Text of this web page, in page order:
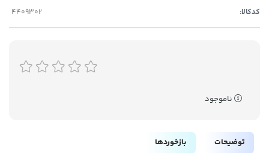
کدکالا:
ناموجود
توضیحات بازخوردها